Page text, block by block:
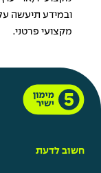
ובמידע תיעשה
מקצועי פרטני.
חשוב לדעת